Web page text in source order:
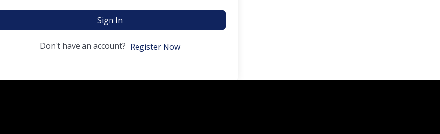
Sign In
Don't have an account? Register Now